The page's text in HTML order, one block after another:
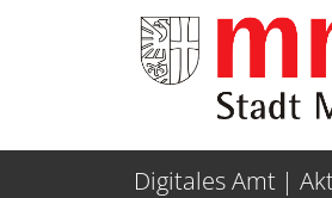
Weiter zur Navigation
Digitales Amt